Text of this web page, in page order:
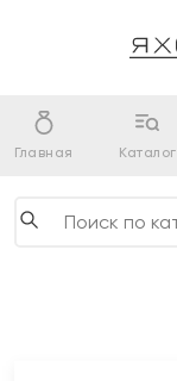
Главная Каталог